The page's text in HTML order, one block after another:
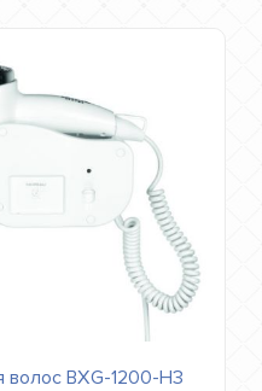
BXG-1200-H3